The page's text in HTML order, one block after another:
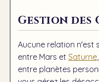
Gestion
Aucune relation n'est
entre Mars et Saturne
entre planètes